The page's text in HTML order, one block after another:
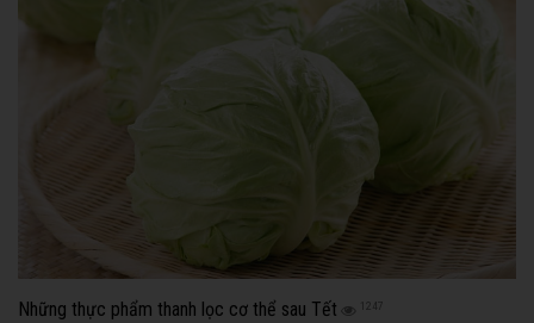
Những thực phẩm thanh lọc cơ thể sau Tết 1247